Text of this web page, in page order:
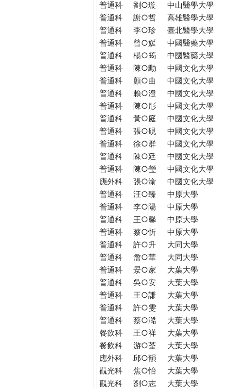
普通科
劉○璇 中山醫學大學
普通科
謝○哲 高雄醫學大學
普通科
李○珍 臺北醫學大學
普通科
曾○媛 中國醫藥大學
普通科
楊○筠 中國醫藥大學
普通科
陳○勳 中國文化大學
普通科
顏○曲 中國文化大學
普通科
賴○澄 中國文化大學
普通科
陳○彤 中國文化大學
普通科
黃○庭 中國文化大學
普通科
張○硯 中國文化大學
普通科
徐○群 中國文化大學
普通科
陳○廷 中國文化大學
普通科
陳○瑩 中國文化大學
應外科
張○渝 中國文化大學
普通科
汪○臻 中原大學
普通科
李○陽 中原大學
普通科
王○馨 中原大學
普通科
蔡○忻 中原大學
普通科
許○升 大同大學
普通科
詹○華 大同大學
普通科
景○家 大葉大學
普通科
吳○安 大葉大學
普通科
王○謙 大葉大學
普通科
許○雯 大葉大學
普通科
蔡○澔 大葉大學
餐飲科
王○祥 大葉大學
餐飲科
游○荃 大葉大學
應外科
邱○韻 大葉大學
觀光科
焦○怡 大葉大學
觀光科
劉○志 大葉大學